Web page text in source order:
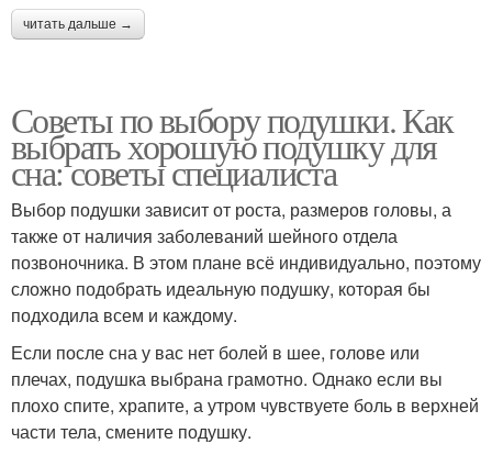
читать дальше →
Советы по выбору подушки. Как
выбрать хорошую подушку для
сна: советы специалиста
Выбор подушки зависит от роста, размеров головы, а
также от наличия заболеваний шейного отдела
позвоночника. В этом плане всё индивидуально, поэтому
сложно подобрать идеальную подушку, которая бы
подходила всем и каждому.
Если после сна у вас нет болей в шее, голове или
плечах, подушка выбрана грамотно. Однако если вы
плохо спите, храпите, а утром чувствуете боль в верхней
части тела, смените подушку.